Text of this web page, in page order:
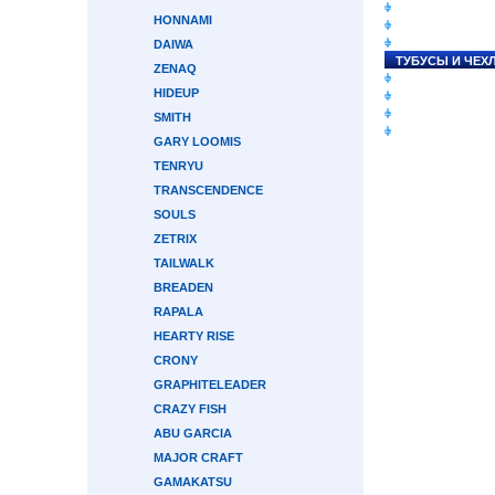
HONNAMI
DAIWA
ZENAQ
HIDEUP
SMITH
GARY LOOMIS
TENRYU
TRANSCENDENCE
SOULS
ZETRIX
TAILWALK
BREADEN
RAPALA
HEARTY RISE
CRONY
GRAPHITELEADER
CRAZY FISH
ABU GARCIA
MAJOR CRAFT
GAMAKATSU
ТУБУСЫ И